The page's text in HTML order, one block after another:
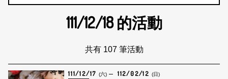
111/12/18的活動
共有 107 筆活動
111/12/17 (六) 112/02/12 (日)